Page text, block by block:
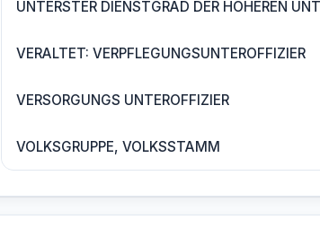
UNTERSTER DIENSTGRAD DER HÖHEREN
VERALTET: VERPFLEGUNGSUNTEROFFIZIER
VERSORGUNGS UNTEROFFIZIER
VOLKSGRUPPE, VOLKSSTAMM